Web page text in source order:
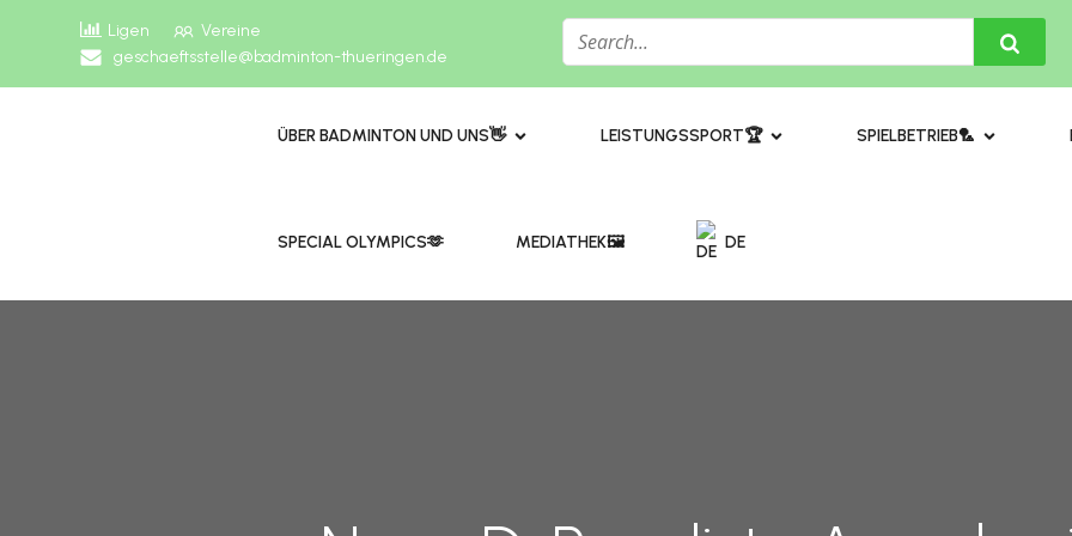
Ligen
Vereine
geschaeftsstelle@badminton-thueringen.de
ÜBER BADMINTON UND UNS👋 ​LEISTUNGSSPORT🏆 SPIELBETRIEB🏸
​​SPECIAL OLYMPICS🫶 MEDIATHEK🖼️​ DE